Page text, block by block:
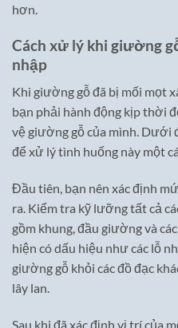
hơn.
Cách xử lý khi giường
nhập
Khi giường gỗ đã bị mối mọt
bạn phải hành động kịp thời
vệ giường gỗ của mình. Dưới
để xử lý tình huống này một
Đầu tiên, bạn nên xác định
ra. Kiểm tra kỹ lưỡng tất cả
gồm khung, đầu giường và
hiện có dấu hiệu như các lỗ
giường gỗ khỏi các đồ đạc
lây lan.
Sau khi đã xác định vị trí của